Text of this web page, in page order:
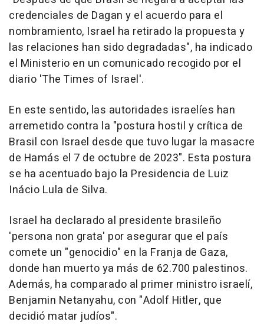
credenciales de Dagan y el acuerdo para el
nombramiento, Israel ha retirado la propuesta y
las relaciones han sido degradadas", ha indicado
el Ministerio en un comunicado recogido por el
diario 'The Times of Israel'.
En este sentido, las autoridades israelíes han
arremetido contra la "postura hostil y crítica de
Brasil con Israel desde que tuvo lugar la masacre
de Hamás el 7 de octubre de 2023". Esta postura
se ha acentuado bajo la Presidencia de Luiz
Inácio Lula de Silva.
Israel ha declarado al presidente brasileño
'persona non grata' por asegurar que el país
comete un "genocidio" en la Franja de Gaza,
donde han muerto ya más de 62.700 palestinos.
Además, ha comparado al primer ministro israelí,
Benjamin Netanyahu, con "Adolf Hitler, que
decidió matar judíos".